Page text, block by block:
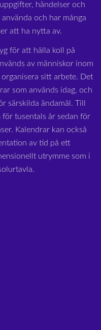
händelser och
och har många
att ha nytta av.
för att hålla koll på
av människor inom
sitt arbete. Det
som används idag, och
särskilda ändamål. Till
för tusentals år sedan för
Kalendrar kan också
av tid på ett
utrymme som i